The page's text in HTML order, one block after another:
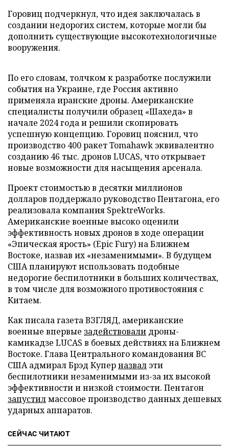
Горовиц подчеркнул, что идея заключалась в
создании недорогих систем, которые могли бы
дополнить существующие высокотехнологичные
вооружения.
По его словам, толчком к разработке послужили
события на Украине, где Россия активно
применяла иранские дроны. Американские
специалисты получили образец «Шахеда» в
начале 2024 года и решили скопировать
успешную концепцию. Горовиц пояснил, что
производство 400 ракет Tomahawk эквивалентно
созданию 46 тыс. дронов LUCAS, что открывает
новые возможности для насыщения арсенала.
Проект стоимостью в десятки миллионов
долларов поддержало руководство Пентагона, его
реализовала компания SpektreWorks.
Американские военные высоко оценили
эффективность новых дронов в ходе операции
«Эпическая ярость» (Epic Fury) на Ближнем
Востоке, назвав их «незаменимыми». В будущем
США планируют использовать подобные
недорогие беспилотники в больших количествах,
в том числе для возможного противостояния с
Китаем.
Как писала газета ВЗГЛЯД, американские
военные впервые задействовали дроны-
камикадзе LUCAS в боевых действиях на Ближнем
Востоке. Глава Центрального командования ВС
США адмирал Брэд Куперназвал эти
беспилотники незаменимыми из-за их высокой
эффективности и низкой стоимости. Пентагон
запустилмассовое производство данных дешевых
ударных аппаратов.
СЕЙЧАС ЧИТАЮТ